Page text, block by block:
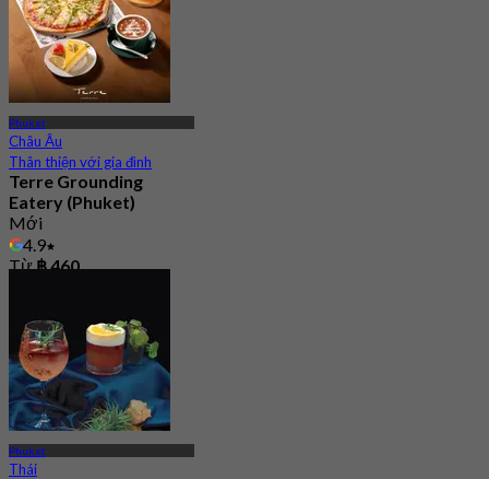
Phuket
Châu Âu
Thân thiện với gia đình
Terre Grounding
Eatery (Phuket)
Mới
4.9
Từ฿ 460
Phuket
Thái